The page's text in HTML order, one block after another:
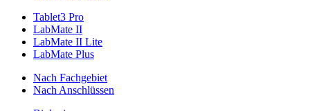
Tablet3 Pro
LabMate II
LabMate II Lite
LabMate Plus
Nach Fachgebiet
Nach Anschlüssen